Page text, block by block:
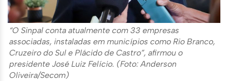
“O Sinpal conta atualmente com 33 empresas
associadas, instaladas em municípios como Rio Branco,
Cruzeiro do Sul e Plácido de Castro”, afirmou o
presidente José Luiz Felício. (Foto: Anderson
Oliveira/Secom)